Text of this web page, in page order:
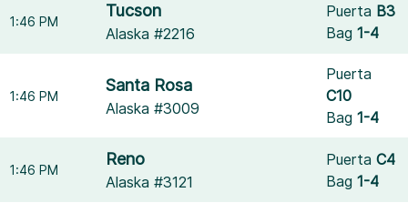
1:46 PM
Tucson
Alaska #2216
Puerta B3
Bag1-4
1:46 PM
Santa Rosa
Alaska #3009
Puerta
C10
Bag1-4
1:46 PM
Reno
Alaska #3121
PuertaC4
Bag1-4